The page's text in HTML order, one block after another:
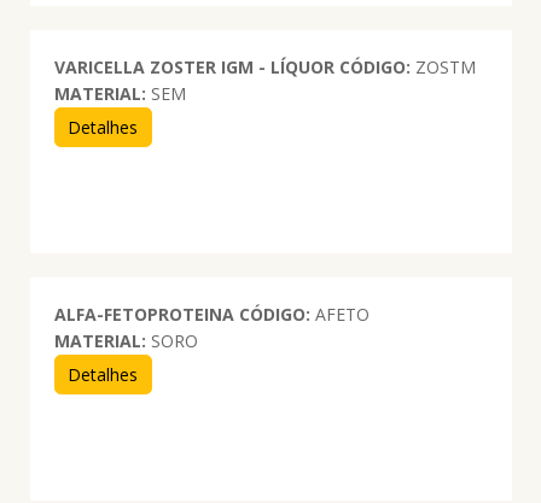
VARICELLA ZOSTER IGM - LÍQUOR CÓDIGO: ZOSTM
MATERIAL: SEM
Detalhes
ALFA-FETOPROTEINA CÓDIGO: AFETO
MATERIAL: SORO
Detalhes